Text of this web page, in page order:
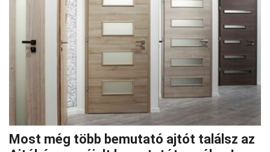
Most még több bemutató ajtót találsz az